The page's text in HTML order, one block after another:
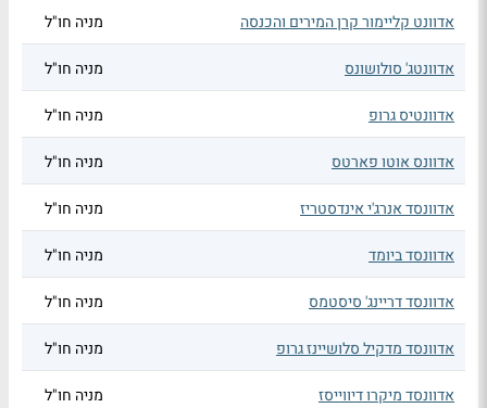
אדוונט קליימור קרן המירים והכנסה
מניה חו"ל
אדוונטג' סולושונס מניה חו"ל
אדוונטיס גרופ מניה חו"ל
אדוונס אוטו פארטס מניה חו"ל
אדוונסד אנרג'י אינדסטריז מניה חו"ל
אדוונסד ביומד מניה חו"ל
אדוונסד דריינג' סיסטמס מניה חו"ל
אדוונסד מדקיל סלושיינז גרופ מניה חו"ל
אדוונסד מיקרו דיווייסז מניה חו"ל